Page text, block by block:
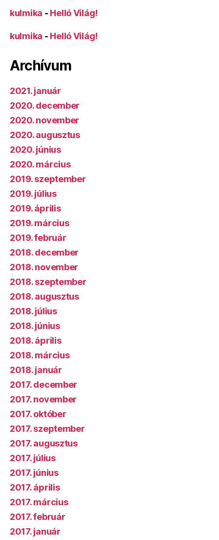
kulmika - Helló Világ!
kulmika - Helló Világ!
Archívum
2021. január
2020. december
2020. november
2020. augusztus
2020. június
2020. március
2019. szeptember
2019. július
2019. április
2019. március
2019. február
2018. december
2018. november
2018. szeptember
2018. augusztus
2018. július
2018. június
2018. április
2018. március
2018. január
2017. december
2017. november
2017. október
2017. szeptember
2017. augusztus
2017. július
2017. június
2017. április
2017. március
2017. február
2017. január